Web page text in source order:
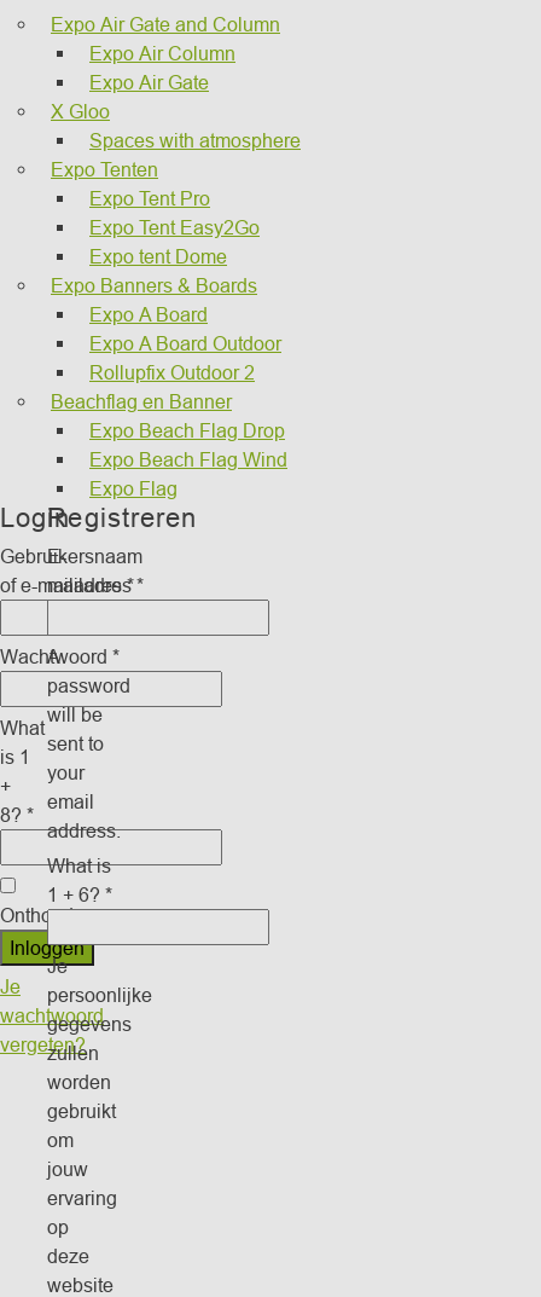
Expo Air Gate and Column
Expo Air Column
Expo Air Gate
X Gloo
Spaces with atmosphere
Expo Tenten
Expo Tent Pro
Expo Tent Easy2Go
Expo tent Dome
Expo Banners & Boards
Expo A Board
Expo A Board Outdoor
Rollupfix Outdoor 2
Beachflag en Banner
Expo Beach Flag Drop
Expo Beach Flag Wind
Expo Flag
Login
Gebruikersnaam
of e-mailadres*
Wachtwoord *
What
is 1
+
8? *
Onthouden
Inloggen
Je
wachtwoord
vergeten?
Registreren
E-
mailadres*
A
password
will be
sent to
your
email
address.
What is
1 + 6?*
Je
persoonlijke
gegevens
zullen
worden
gebruikt
om
jouw
ervaring
op
deze
website